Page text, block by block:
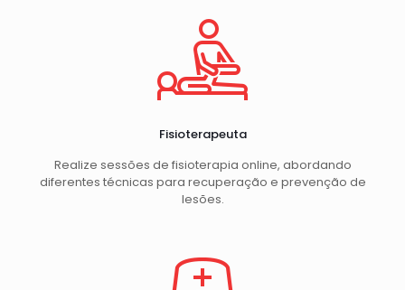
Fisioterapeuta
Realize sessões de fisioterapia online, abordando
diferentes técnicas para recuperação e prevenção de
lesões.